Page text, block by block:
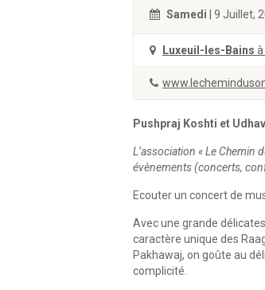
Samedi | 9 Juillet,
Luxeuil-les-Bains
Pushpraj Koshti et
L’association « Le Chemin
évènements (concerts,
Ecouter un concert de
Avec une grande
caractère unique des
Pakhawaj, on goûte au
complicité.